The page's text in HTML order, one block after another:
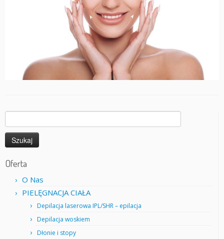
Oferta
O Nas
PIELĘGNACJA CIAŁA
Depilacja laserowa IPL/SHR – epilacja
Depilacja woskiem
Dłonie i stopy